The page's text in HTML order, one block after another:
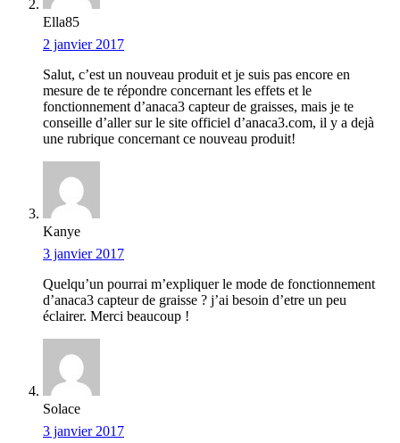
Ella85
2 janvier 2017
Salut, c’est un nouveau produit et je suis pas encore en
mesure de te répondre concernant les effets et le
fonctionnement d’anaca3 capteur de graisses, mais je te
conseille d’aller sur le site officiel d’anaca3.com, il y a dejà
une rubrique concernant ce nouveau produit!
Kanye
3 janvier 2017
Quelqu’un pourrai m’expliquer le mode de fonctionnement
d’anaca3 capteur de graisse ? j’ai besoin d’etre un peu
éclairer. Merci beaucoup !
Solace
3 janvier 2017